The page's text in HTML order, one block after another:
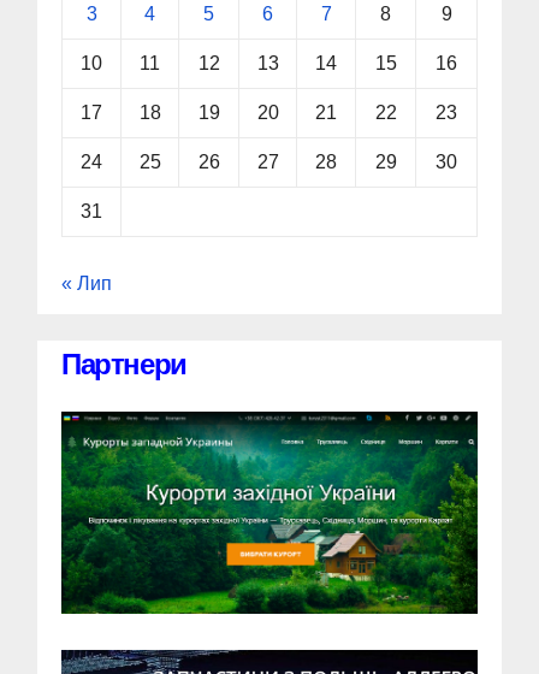
3 4 5 6 7 8 9
10 11 12 13 14 15 16
17 18 19 20 21 22 23
24 25 26 27 28 29 30
31
« Лип
Партнери